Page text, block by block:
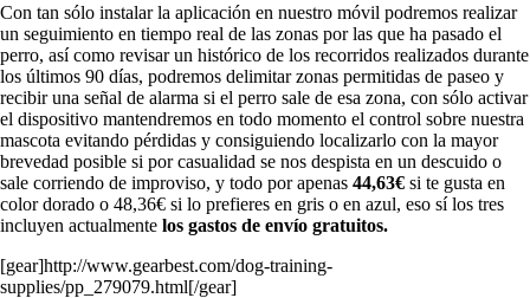
Con tan sólo instalar la aplicación en nuestro móvil podremos realizar
un seguimiento en tiempo real de las zonas por las que ha pasado el
perro, así como revisar un histórico de los recorridos realizados durante
los últimos 90 días, podremos delimitar zonas permitidas de paseo y
recibir una señal de alarma si el perro sale de esa zona, con sólo activar
el dispositivo mantendremos en todo momento el control sobre nuestra
mascota evitando pérdidas y consiguiendo localizarlo con la mayor
brevedad posible si por casualidad se nos despista en un descuido o
sale corriendo de improviso, y todo por apenas 44,63€ si te gusta en
color dorado o 48,36€ si lo prefieres en gris o en azul, eso sí los tres
incluyen actualmente los gastos de envío gratuitos.
[gear]http://www.gearbest.com/dog-training-
supplies/pp_279079.html[/gear]